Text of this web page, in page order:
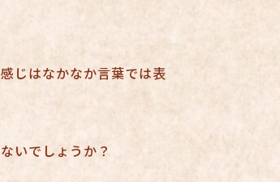
じはなかなか言葉では表
いでしょうか？